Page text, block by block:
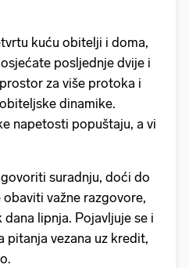
kuću obitelji i doma,
posljednje dvije i
za više protoka i
dinamike.
napetosti popuštaju, a vi
suradnju, doći do
važne razgovore,
lipnja. Pojavljuje se i
pitanja vezana uz kredit,